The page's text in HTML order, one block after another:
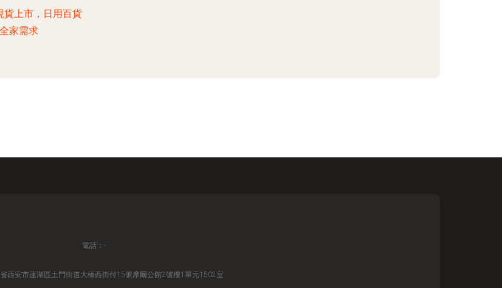
貨上市，日用百貨
家需求
電話：-
西安市蓮湖區土門街道大橋西街付15號摩爾公館2號樓1單元1502室